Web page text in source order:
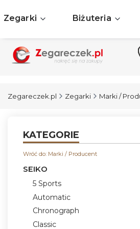
Zegarki Biżuteria
Zegareczek.pl Zegarki Marki /
KATEGORIE
Wróć do: Marki / Producent
SEIKO
5 Sports
Automatic
Chronograph
Classic